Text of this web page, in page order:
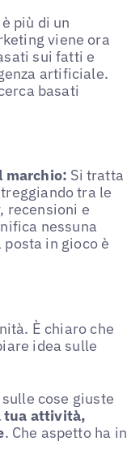
è più di un
viene ora
sui fatti e
artificiale.
basati
marchio: Si tratta
tra le
recensioni e
nessuna
in gioco è
È chiaro che
idea sulle
cose giuste
tua attività,
. Che aspetto ha in